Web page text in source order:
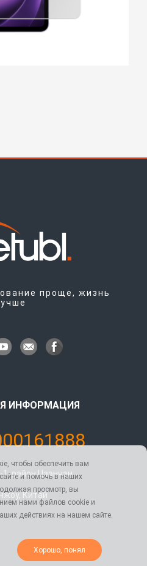
проще, жизнь
ИНФОРМАЦИЯ
район Цзэнчэн,
Китай
чтобы обеспечить вам
и помочь в наших
просмотр, вы
нами файлов cookie и
действиях на нашем сайте.
Хорошо, понял